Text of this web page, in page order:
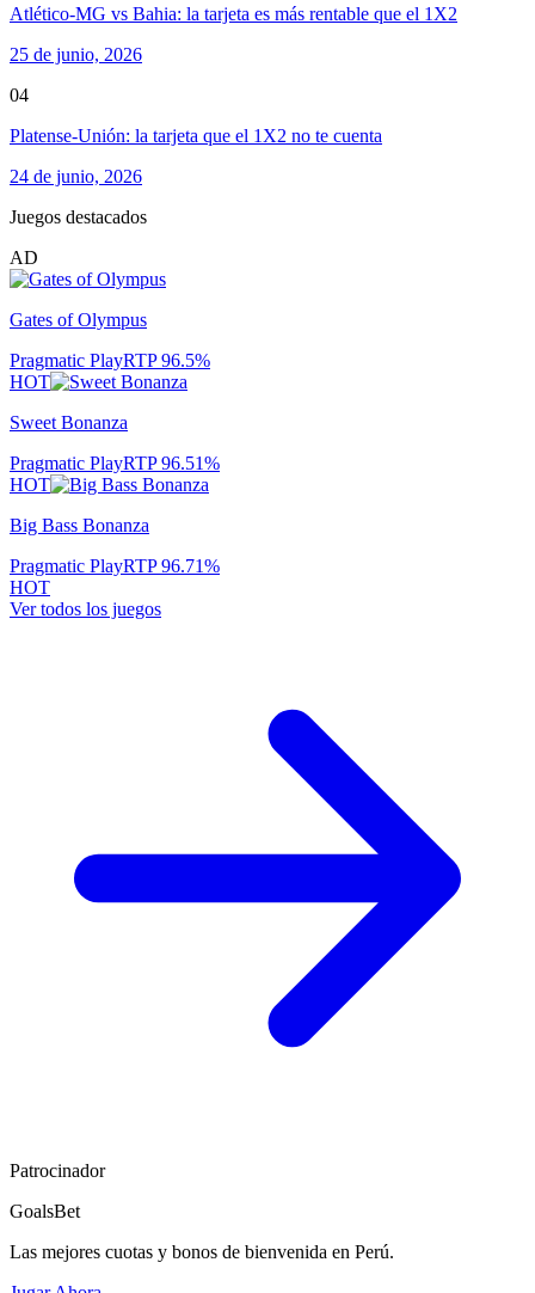
Atlético-MG vs Bahia: la tarjeta es más rentable que el 1X2
25 de junio, 2026
04
Platense-Unión: la tarjeta que el 1X2 no te cuenta
24 de junio, 2026
Juegos destacados
AD
Gates of Olympus
Pragmatic PlayRTP96.5%
HOT
Sweet Bonanza
Pragmatic PlayRTP96.51%
HOT
Big Bass Bonanza
Pragmatic PlayRTP96.71%
HOT
Ver todos los juegos
Patrocinador
GoalsBet
Las mejores cuotas y bonos de bienvenida en Perú.